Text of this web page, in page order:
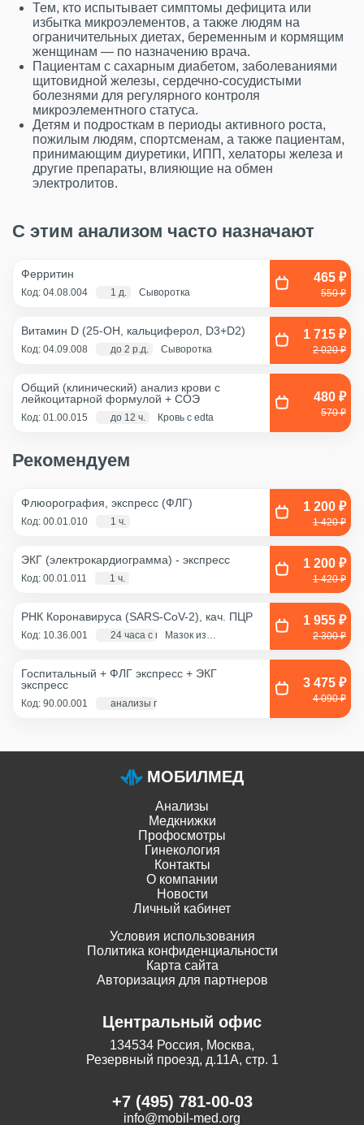
Тем, кто испытывает симптомы дефицита или
избытка микроэлементов, а также людям на
ограничительных диетах, беременным и кормящим
женщинам — по назначению врача.
Пациентам с сахарным диабетом, заболеваниями
щитовидной железы, сердечно‑сосудистыми
болезнями для регулярного контроля
микроэлементного статуса.
Детям и подросткам в периоды активного роста,
пожилым людям, спортсменам, а также пациентам,
принимающим диуретики, ИПП, хелаторы железа и
другие препараты, влияющие на обмен
электролитов.
С этим анализом часто назначают
Ферритин
Код: 04.08.004 1 д. Сыворотка
465 ₽
550 ₽
Витамин D (25-OH, кальциферол, D3+D2)
Код: 04.09.008 до 2 р.д. Сыворотка
1 715 ₽
2 020 ₽
Общий (клинический) анализ крови с
лейкоцитарной формулой + COЭ
Код: 01.00.015 до 12 ч. Кровь с edta
480 ₽
570 ₽
Рекомендуем
Флюорография, экспресс (ФЛГ)
Код: 00.01.010 1 ч.
1 200 ₽
1 420 ₽
ЭКГ (электрокардиограмма) - экспресс
Код: 00.01.011 1 ч.
1 200 ₽
1 420 ₽
РНК Коронавируса (SARS-CoV-2), кач. ПЦР
Код: 10.36.001 24 часа с момента взятия биоматериала
Мазок из
1 955 ₽
2 300 ₽
Госпитальный + ФЛГ экспресс + ЭКГ
экспресс
Код: 90.00.001 анализы по крови - 1 д., экг и флг - 1 час
3 475 ₽
4 090 ₽
МОБИЛМЕД
Анализы
Медкнижки
Профосмотры
Гинекология
Контакты
О компании
Новости
Личный кабинет
Условия использования
Политика конфиденциальности
Карта сайта
Авторизация для партнеров
Центральный офис
134534 Россия, Москва,
Резервный проезд, д.11А, стр. 1
+7 (495) 781-00-03
info@mobil-med.org